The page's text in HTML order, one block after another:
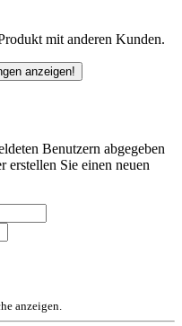
Dämmplatten
mit Tausalz
mit anderen Kunden.
anzeigen!
Benutzern abgegeben
erstellen Sie einen neuen
anzeigen.